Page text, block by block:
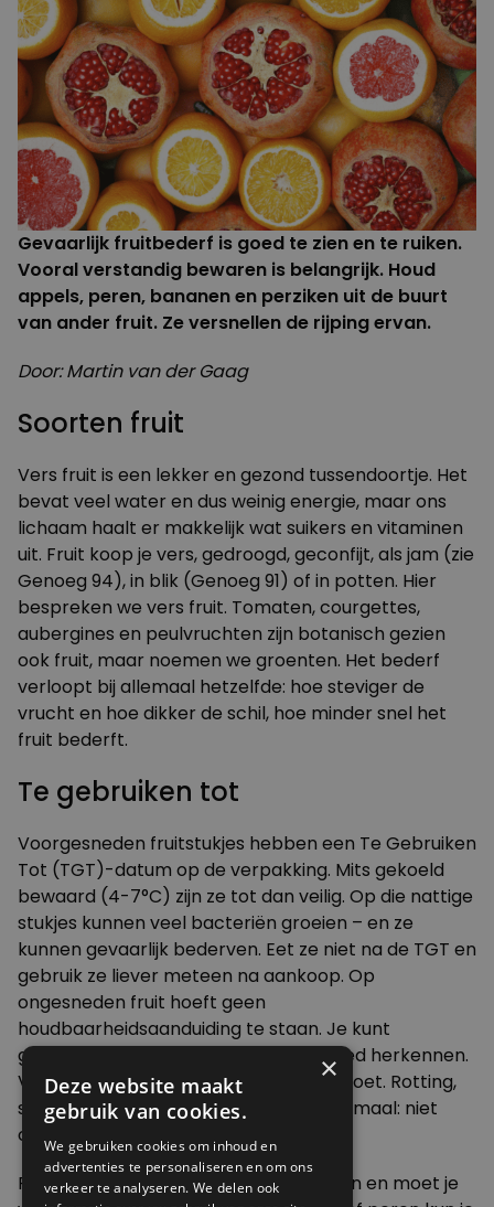
Gevaarlijk fruitbederf is goed te zien en te ruiken.
Vooral verstandig bewaren is belangrijk. Houd
appels, peren, bananen en perziken uit de buurt
van ander fruit. Ze versnellen de rijping ervan.
Door: Martin van der Gaag
Soorten fruit
Vers fruit is een lekker en gezond tussendoortje. Het
bevat veel water en dus weinig energie, maar ons
lichaam haalt er makkelijk wat suikers en vitaminen
uit. Fruit koop je vers, gedroogd, geconfijt, als jam (zie
Genoeg 94), in blik (Genoeg 91) of in potten. Hier
bespreken we vers fruit. Tomaten, courgettes,
aubergines en peulvruchten zijn botanisch gezien
ook fruit, maar noemen we groenten. Het bederf
verloopt bij allemaal hetzelfde: hoe steviger de
vrucht en hoe dikker de schil, hoe minder snel het
fruit bederft.
Te gebruiken tot
Voorgesneden fruitstukjes hebben een Te Gebruiken
Tot (TGT)-datum op de verpakking. Mits gekoeld
bewaard (4-7°C) zijn ze tot dan veilig. Op die nattige
stukjes kunnen veel bacteriën groeien – en ze
kunnen gevaarlijk bederven. Eet ze niet na de TGT en
gebruik ze liever meteen na aankoop. Op
ongesneden fruit hoeft geen
houdbaarheidsaanduiding te staan. Je kunt
gevaarlijk bederf daarvan namelijk goed herkennen.
Vers fruit geurt weinig of aangenaam zoet. Rotting,
schimmel of vieze geur betekenen allemaal: niet
opeten.
Rottende fruitdelen zitten vol bacteriën en moet je
×
Deze website maakt
gebruik van cookies.
We gebruiken cookies om inhoud en
advertenties te personaliseren en om ons
verkeer te analyseren. We delen ook